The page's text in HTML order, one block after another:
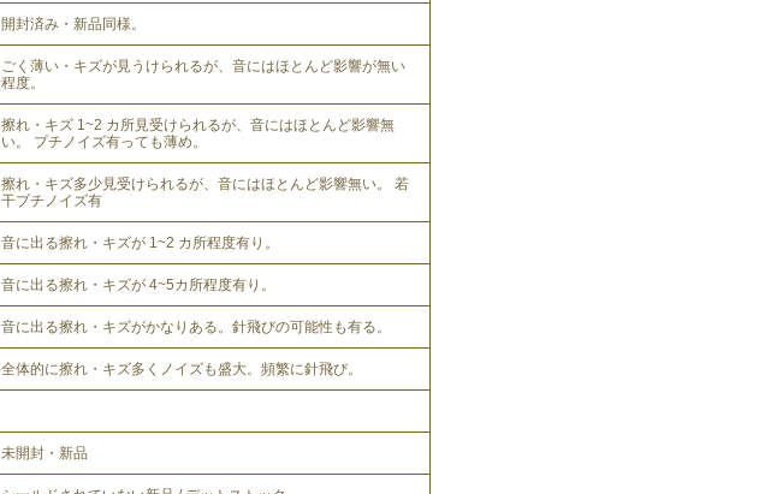
開封済み・新品同様。
ごく薄い・キズが見うけられるが、音にはほとんど影響が無い
程度。
擦れ・キズ 1~2 カ所見受けられるが、音にはほとんど影響無
い。 プチノイズ有っても薄め。
擦れ・キズ多少見受けられるが、音にはほとんど影響無い。 若
干プチノイズ有
音に出る擦れ・キズが 1~2 カ所程度有り。
音に出る擦れ・キズが 4~5カ所程度有り。
音に出る擦れ・キズがかなりある。針飛びの可能性も有る。
全体的に擦れ・キズ多くノイズも盛大。頻繁に針飛び。
未開封・新品